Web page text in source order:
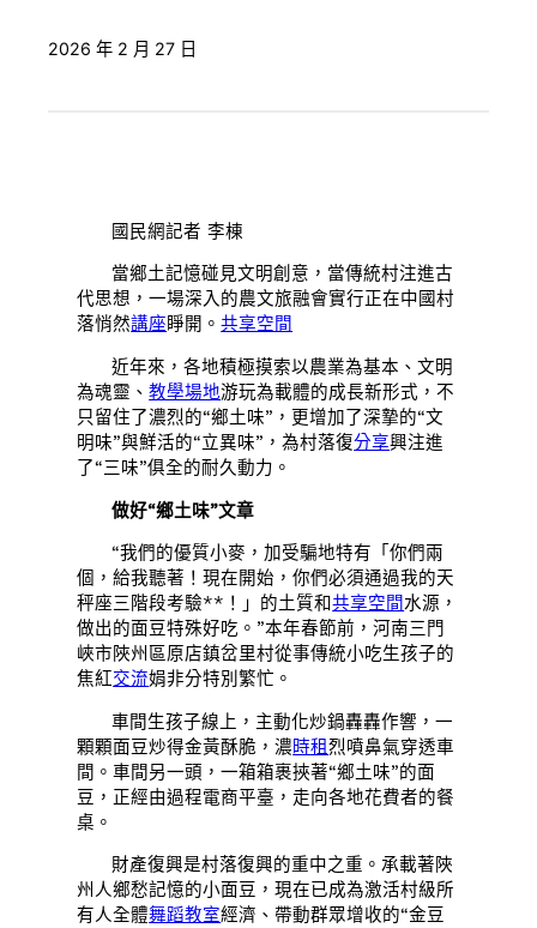
2026 年 2 月 27 日
國民網記者 李棟
當鄉土記憶碰見文明創意，當傳統村注進古
代思想，一場深入的農文旅融會實行正在中國村
落悄然講座睜開。共享空間
近年來，各地積極摸索以農業為基本、文明
為魂靈、教學場地游玩為載體的成長新形式，不
只留住了濃烈的“鄉土味”，更增加了深摯的“文
明味”與鮮活的“立異味”，為村落復分享興注進
了“三味”俱全的耐久動力。
做好“鄉土味”文章
“我們的優質小麥，加受騙地特有「你們兩
個，給我聽著！現在開始，你們必須通過我的天
秤座三階段考驗**！」的土質和共享空間水源，
做出的面豆特殊好吃。”本年春節前，河南三門
峽市陜州區原店鎮岔里村從事傳統小吃生孩子的
焦紅交流娟非分特別繁忙。
車間生孩子線上，主動化炒鍋轟轟作響，一
顆顆面豆炒得金黃酥脆，濃時租烈噴鼻氣穿透車
間。車間另一頭，一箱箱裹挾著“鄉土味”的面
豆，正經由過程電商平臺，走向各地花費者的餐
桌。
財產復興是村落復興的重中之重。承載著陜
州人鄉愁記憶的小面豆，現在已成為激活村級所
有人全體舞蹈教室經濟、帶動群眾增收的“金豆